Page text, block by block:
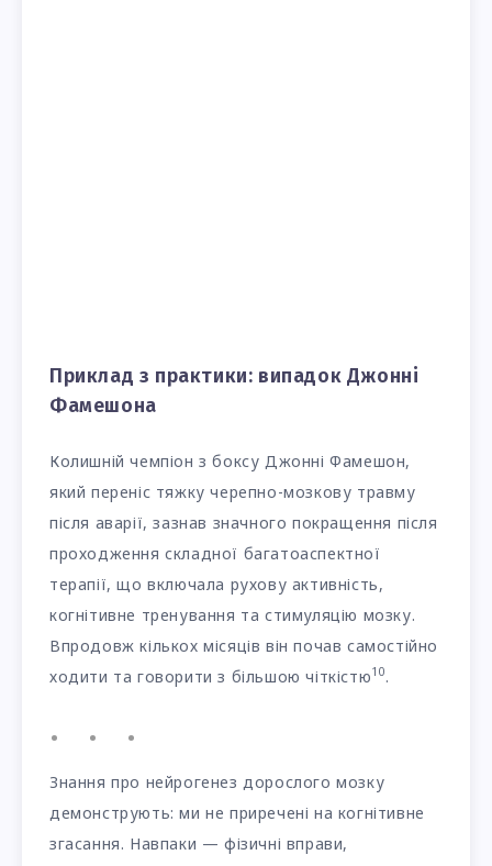
Приклад з практики: випадок Джонні
Фамешона
Колишній чемпіон з боксу Джонні Фамешон,
який переніс тяжку черепно-мозкову травму
після аварії, зазнав значного покращення після
проходження складної багатоаспектної
терапії, що включала рухову активність,
когнітивне тренування та стимуляцію мозку.
Впродовж кількох місяців він почав самостійно
ходити та говорити з більшою чіткістю10.
Знання про нейрогенез дорослого мозку
демонструють: ми не приречені на когнітивне
згасання. Навпаки — фізичні вправи,